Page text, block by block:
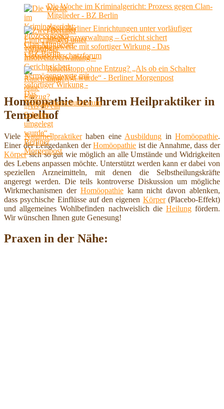
Die Woche im Kriminalgericht: Prozess gegen Clan-
Mitglieder - BZ Berlin
Zwei Berliner Einrichtungen unter vorläufiger
Insolvenzverwaltung – Gericht sichert
Vermögenswerte mit sofortiger Wirkung - Das
Verbraucherschutzforum
Rauchstopp ohne Entzug? „Als ob ein Schalter
umgelegt wurde“ - Berliner Morgenpost
Homöopathie bei Ihrem Heilpraktiker in
Tempelhof
VieleNaturheilpraktikerhaben eine Ausbildung in Homöopathie.
Einer der Leitgedanken derHomöopathie ist die Annahme, dass der
Körpersich so gut wie möglich an alle Umstände und Widrigkeiten
des Lebens anpassen möchte. Unterstützt werden kann er dabei von
speziellen Arzneimitteln, mit denen die Selbstheilungskräfte
angeregt werden. Die teils kontroverse Diskussion um mögliche
Wirkmechanismen der Homöopathiekann nicht davon ablenken,
dass psychische Einflüsse auf den eigenen Körper(Placebo-Effekt)
und allgemeines Wohlbefinden nachweislich die Heilungfördern.
Wir wünschen Ihnen gute Genesung!
Praxen in der Nähe: